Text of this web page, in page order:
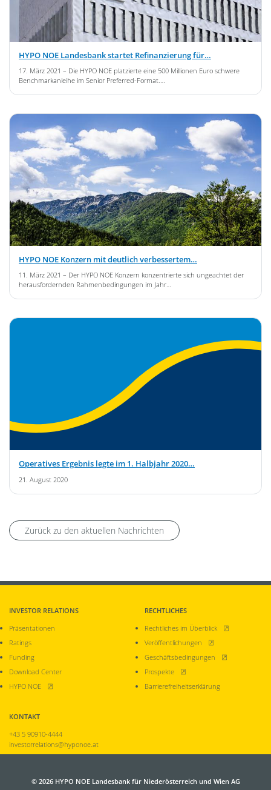
HYPO NOE Landesbank startet Refinanzierung für…
17. März 2021 – Die HYPO NOE platzierte eine 500 Millionen Euro schwere
Benchmarkanleihe im Senior Preferred-Format.…
HYPO NOE Konzern mit deutlich verbessertem…
11. März 2021 – Der HYPO NOE Konzern konzentrierte sich ungeachtet der
herausfordernden Rahmenbedingungen im Jahr…
Operatives Ergebnis legte im 1. Halbjahr 2020…
21. August 2020
Zurück zu den aktuellen Nachrichten
INVESTOR RELATIONS
Präsentationen
Ratings
Funding
Download Center
HYPO NOE, öffnet neues Fenster
RECHTLICHES
Rechtliches im Überblick, öffnet neues
Veröffentlichungen , öffnet neues Fenster
Geschäftsbedingungen , öffnet neues
Prospekte, öffnet neues Fenster
Barrierefreiheitserklärung
KONTAKT
+43 5 90910-4444
investorrelations@hyponoe.at
© 2026 HYPO NOE Landesbank für Niederösterreich und Wien AG